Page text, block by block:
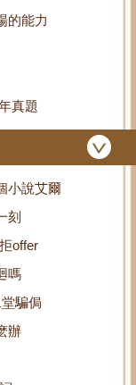
的能力
真題
小說艾爾
刻
offer
嗎
騙侷
辦